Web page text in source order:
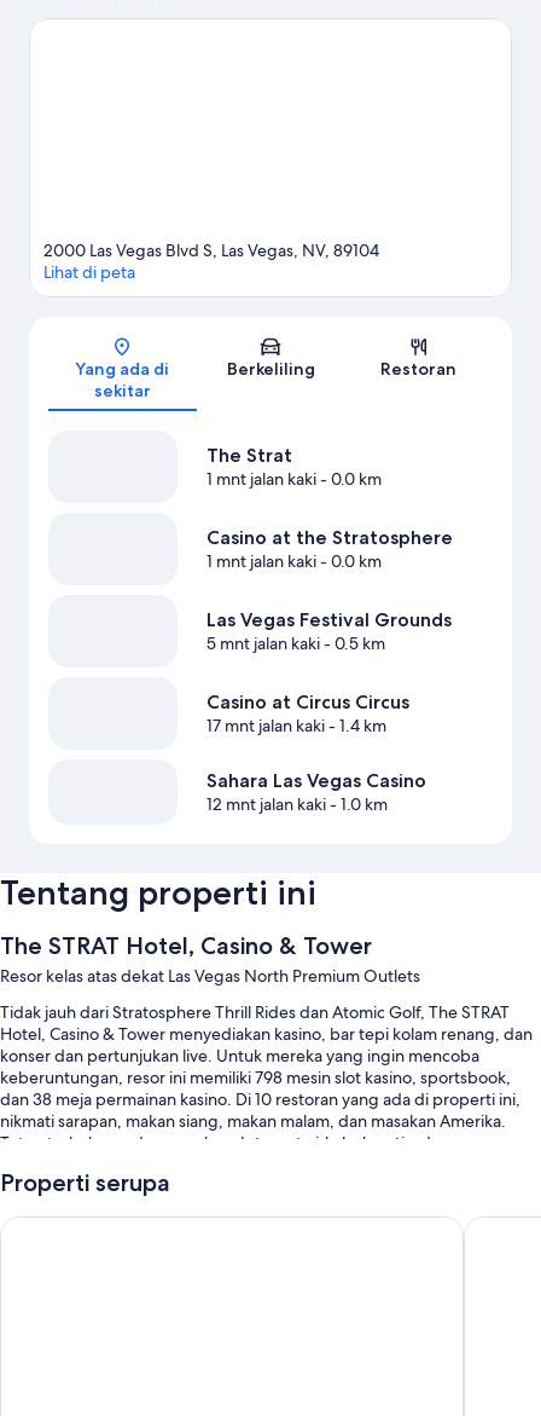
menikmati objek wisata populer di kawasan ini. Siap untuk
Peta
2000 Las Vegas Blvd S, Las Vegas, NV, 89104
Lihat di peta
Yang ada di
sekitar
Berkeliling Restoran
The Strat
1 mnt jalan kaki- 0.0 km
Casino at the Stratosphere
1 mnt jalan kaki- 0.0 km
Las Vegas Festival Grounds
5 mnt jalan kaki- 0.5 km
Casino at Circus Circus
17 mnt jalan kaki- 1.4 km
Sahara Las Vegas Casino
12 mnt jalan kaki- 1.0 km
Tentang properti ini
The STRAT Hotel, Casino & Tower
Resor kelas atas dekat Las Vegas North Premium Outlets
Tidak jauh dari Stratosphere Thrill Rides dan Atomic Golf, The STRAT
Hotel, Casino & Tower menyediakan kasino, bar tepi kolam renang, dan
konser dan pertunjukan live. Untuk mereka yang ingin mencoba
keberuntungan, resor ini memiliki 798 mesin slot kasino, sportsbook,
dan 38 meja permainan kasino. Di 10 restoran yang ada di properti ini,
nikmati sarapan, makan siang, makan malam, dan masakan Amerika.
Tetap terhubung dengan akses Internet nirkabel gratis, dan semua
properti dan 2 kedai kopi/kafe.
Manfaat tambahan mencakup:
Properti serupa
Circus Circus Hotel, Casino & Theme Park